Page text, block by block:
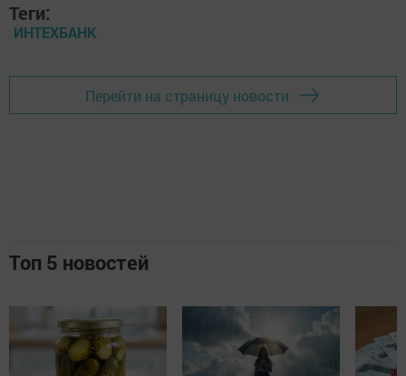
Теги:
ИНТЕХБАНК
Перейти на страницу новости
Топ 5 новостей